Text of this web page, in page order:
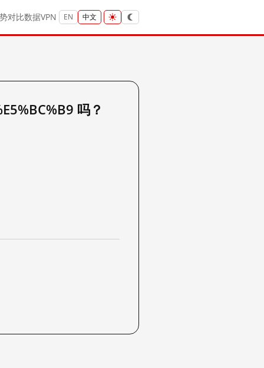
对比数据VPN EN 中文
吗？